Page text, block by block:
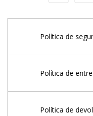
Política de
Política de
Política de